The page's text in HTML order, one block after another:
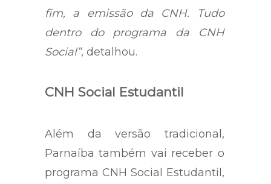
fim, a emissão da CNH. Tudo
dentro do programa da CNH
Social”, detalhou.
CNH Social Estudantil
Além da versão tradicional,
Parnaíba também vai receber o
programa CNH Social Estudantil,